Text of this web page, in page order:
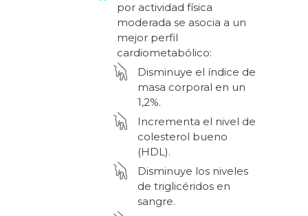
por actividad física
moderada se asocia a un
mejor perfil
cardiometabólico:
Disminuye el índice de
masa corporal en un
1,2%.
Incrementa el nivel de
colesterol bueno
(HDL).
Disminuye los niveles
de triglicéridos en
sangre.